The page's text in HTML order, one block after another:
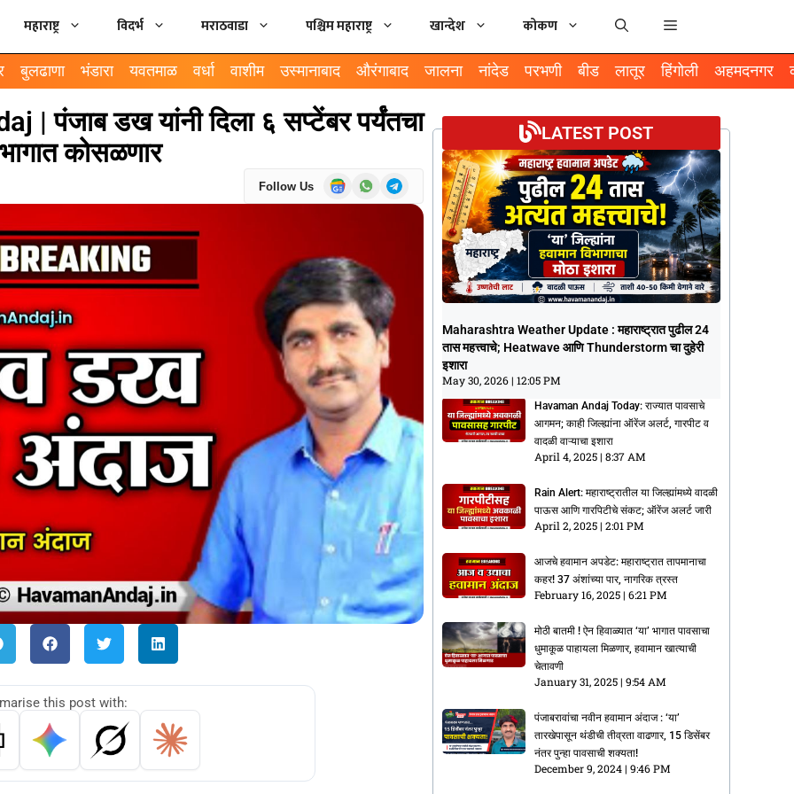
महाराष्ट्र विदर्भ मराठवाडा पश्चिम महाराष्ट्र खान्देश कोकण
बुलढाणा भंडारा यवतमाळ वर्धा वाशीम उस्मानाबाद औरंगाबाद जालना नांदेड परभणी बीड लातूर हिंगोली अहमदनगर
पंजाब डख यांनी दिला ६ सप्टेंबर पर्यंतचा
कोसळणार
Follow Us
this post with:
LATEST POST
Maharashtra Weather Update : महाराष्ट्रात पुढील 24
तास महत्त्वाचे; Heatwave आणि Thunderstorm चा दुहेरी
इशारा
May 30, 2026 12:05 PM
महाराष्ट्रात पुढील 24 तास महत्त्वाचे; Heatwave
आणि Thunderstorm चा दुहेरी इशारा
Havaman Andaj Today: राज्यात पावसाचे
आगमन; काही जिल्ह्यांना ऑरेंज अलर्ट, गारपीट व
वादळी वाऱ्याचा इशारा
April 4, 2025 8:37 AM
Rain Alert: महाराष्ट्रातील या जिल्ह्यांमध्ये वादळी
पाऊस आणि गारपिटीचे संकट; ऑरेंज अलर्ट जारी
April 2, 2025 2:01 PM
आजचे हवामान अपडेट: महाराष्ट्रात तापमानाचा
कहर! 37 अंशांच्या पार, नागरिक त्रस्त
February 16, 2025 6:21 PM
मोठी बातमी ! ऐन हिवाळ्यात ‘या’ भागात पावसाचा
धुमाकूळ पाहायला मिळणार, हवामान खात्याची
चेतावणी
January 31, 2025 9:54 AM
पंजाबरावांचा नवीन हवामान अंदाज : ‘या’
तारखेपासून थंडीची तीव्रता वाढणार, 15 डिसेंबर
नंतर पुन्हा पावसाची शक्यता!
December 9, 2024 9:46 PM